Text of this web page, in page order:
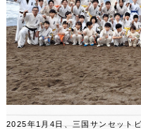
2025年1月4日、三国サンセット